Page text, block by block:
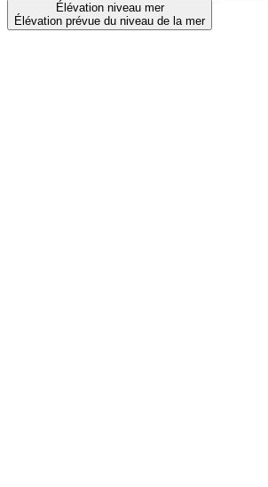
Élévation niveau mer
Élévation prévue du niveau de la mer